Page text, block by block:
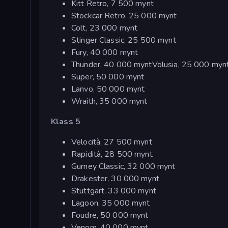
Kitt Retro, 7 500 mynt
Stockcar Retro, 25 000 mynt
Colt, 23 000 mynt
Stinger Classic, 25 500 mynt
Fury, 40 000 mynt
Thunder, 40 000 myntVolusia, 25 000
Super, 50 000 mynt
Lanvo, 50 000 mynt
Wraith, 35 000 mynt
Klass 5
Velocità, 27 500 mynt
Rapidità, 28 500 mynt
Gurney Classic, 32 000 mynt
Drakester, 30 000 mynt
Stuttgart, 33 000 mynt
Lagoon, 35 000 mynt
Foudre, 50 000 mynt